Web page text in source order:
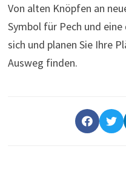
Von alten Knöpfen an
Symbol für Pech und
sich und planen Sie Ihre
Ausweg finden.